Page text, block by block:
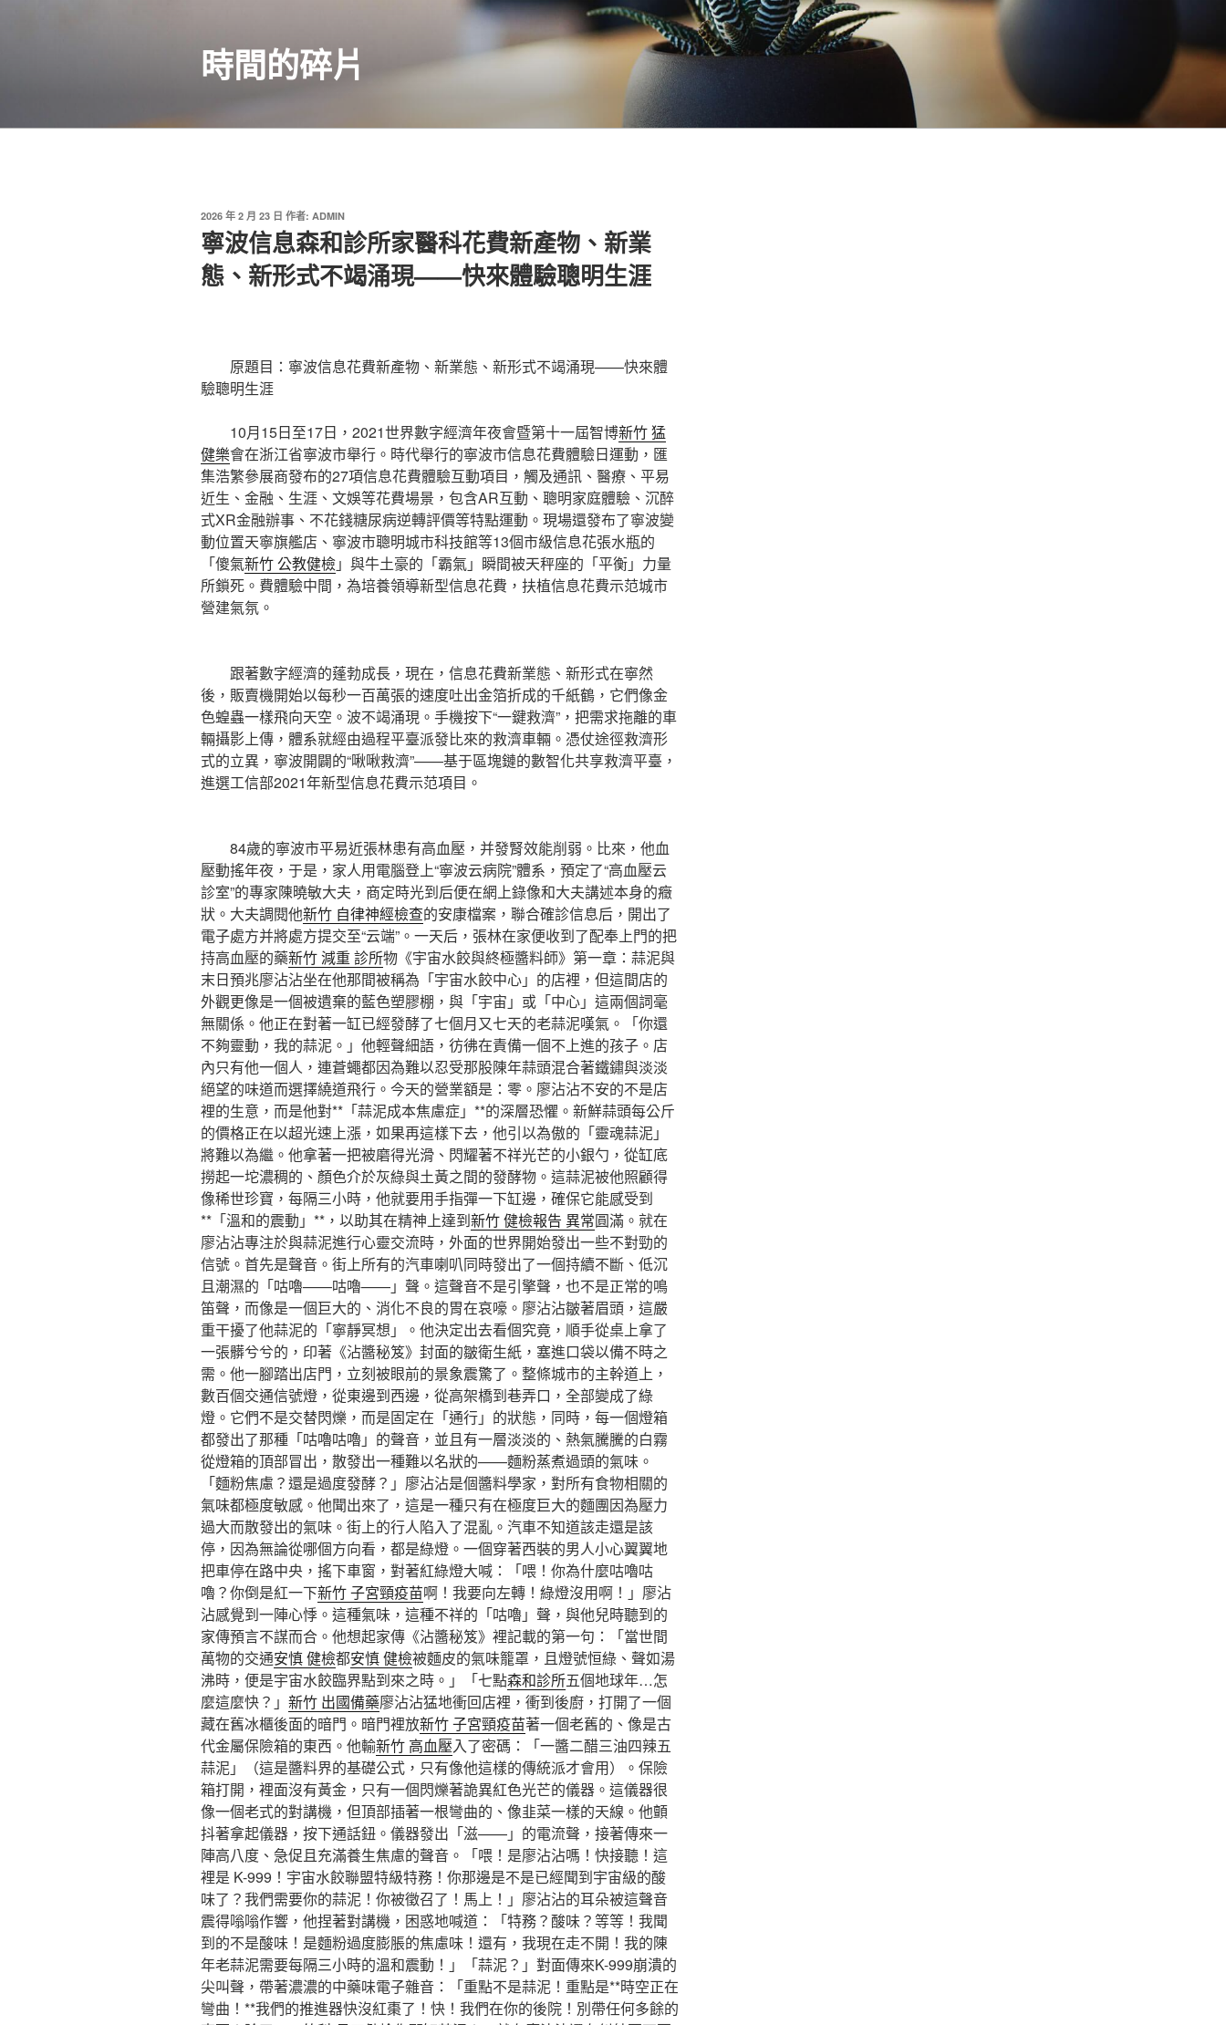
時間的碎片
發
佈
於
2026 年 2 月 23 日 作者: ADMIN
寧波信息森和診所家醫科花費新產物、新業
態、新形式不竭涌現——快來體驗聰明生涯
原題目：寧波信息花費新產物、新業態、新形式不竭涌現——快來體
驗聰明生涯
10月15日至17日，2021世界數字經濟年夜會暨第十一屆智博新竹 猛
健樂會在浙江省寧波市舉行。時代舉行的寧波市信息花費體驗日運動，匯
集浩繁參展商發布的27項信息花費體驗互動項目，觸及通訊、醫療、平易
近生、金融、生涯、文娛等花費場景，包含AR互動、聰明家庭體驗、沉醉
式XR金融辦事、不花錢糖尿病逆轉評價等特點運動。現場還發布了寧波變
動位置天寧旗艦店、寧波市聰明城市科技館等13個市級信息花張水瓶的
「傻氣新竹 公教健檢」與牛土豪的「霸氣」瞬間被天秤座的「平衡」力量
所鎖死。費體驗中間，為培養領導新型信息花費，扶植信息花費示范城市
營建氣氛。
跟著數字經濟的蓬勃成長，現在，信息花費新業態、新形式在寧然
後，販賣機開始以每秒一百萬張的速度吐出金箔折成的千紙鶴，它們像金
色蝗蟲一樣飛向天空。波不竭涌現。手機按下“一鍵救濟”，把需求拖離的車
輛攝影上傳，體系就經由過程平臺派發比來的救濟車輛。憑仗途徑救濟形
式的立異，寧波開闢的“啾啾救濟”——基于區塊鏈的數智化共享救濟平臺，
進選工信部2021年新型信息花費示范項目。
84歲的寧波市平易近張林患有高血壓，并發腎效能削弱。比來，他血
壓動搖年夜，于是，家人用電腦登上“寧波云病院”體系，預定了“高血壓云
診室”的專家陳曉敏大夫，商定時光到后便在網上錄像和大夫講述本身的癥
狀。大夫調閱他新竹 自律神經檢查的安康檔案，聯合確診信息后，開出了
電子處方并將處方提交至“云端”。一天后，張林在家便收到了配奉上門的把
持高血壓的藥新竹 減重 診所物《宇宙水餃與終極醬料師》第一章：蒜泥與
末日預兆廖沾沾坐在他那間被稱為「宇宙水餃中心」的店裡，但這間店的
外觀更像是一個被遺棄的藍色塑膠棚，與「宇宙」或「中心」這兩個詞毫
無關係。他正在對著一缸已經發酵了七個月又七天的老蒜泥嘆氣。「你還
不夠靈動，我的蒜泥。」他輕聲細語，彷彿在責備一個不上進的孩子。店
內只有他一個人，連蒼蠅都因為難以忍受那股陳年蒜頭混合著鐵鏽與淡淡
絕望的味道而選擇繞道飛行。今天的營業額是：零。廖沾沾不安的不是店
裡的生意，而是他對**「蒜泥成本焦慮症」**的深層恐懼。新鮮蒜頭每公斤
的價格正在以超光速上漲，如果再這樣下去，他引以為傲的「靈魂蒜泥」
將難以為繼。他拿著一把被磨得光滑、閃耀著不祥光芒的小銀勺，從缸底
撈起一坨濃稠的、顏色介於灰綠與土黃之間的發酵物。這蒜泥被他照顧得
像稀世珍寶，每隔三小時，他就要用手指彈一下缸邊，確保它能感受到
**「溫和的震動」**，以助其在精神上達到新竹 健檢報告 異常圓滿。就在
廖沾沾專注於與蒜泥進行心靈交流時，外面的世界開始發出一些不對勁的
信號。首先是聲音。街上所有的汽車喇叭同時發出了一個持續不斷、低沉
且潮濕的「咕嚕——咕嚕——」聲。這聲音不是引擎聲，也不是正常的鳴
笛聲，而像是一個巨大的、消化不良的胃在哀嚎。廖沾沾皺著眉頭，這嚴
重干擾了他蒜泥的「寧靜冥想」。他決定出去看個究竟，順手從桌上拿了
一張髒兮兮的，印著《沾醬秘笈》封面的皺衛生紙，塞進口袋以備不時之
需。他一腳踏出店門，立刻被眼前的景象震驚了。整條城市的主幹道上，
數百個交通信號燈，從東邊到西邊，從高架橋到巷弄口，全部變成了綠
燈。它們不是交替閃爍，而是固定在「通行」的狀態，同時，每一個燈箱
都發出了那種「咕嚕咕嚕」的聲音，並且有一層淡淡的、熱氣騰騰的白霧
從燈箱的頂部冒出，散發出一種難以名狀的——麵粉蒸煮過頭的氣味。
「麵粉焦慮？還是過度發酵？」廖沾沾是個醬料學家，對所有食物相關的
氣味都極度敏感。他聞出來了，這是一種只有在極度巨大的麵團因為壓力
過大而散發出的氣味。街上的行人陷入了混亂。汽車不知道該走還是該
停，因為無論從哪個方向看，都是綠燈。一個穿著西裝的男人小心翼翼地
把車停在路中央，搖下車窗，對著紅綠燈大喊：「喂！你為什麼咕嚕咕
嚕？你倒是紅一下新竹 子宮頸疫苗啊！我要向左轉！綠燈沒用啊！」廖沾
沾感覺到一陣心悸。這種氣味，這種不祥的「咕嚕」聲，與他兒時聽到的
家傳預言不謀而合。他想起家傳《沾醬秘笈》裡記載的第一句：「當世間
萬物的交通安慎 健檢都安慎 健檢被麵皮的氣味籠罩，且燈號恒綠、聲如湯
沸時，便是宇宙水餃臨界點到來之時。」「七點森和診所五個地球年…怎
麼這麼快？」 新竹 出國備藥廖沾沾猛地衝回店裡，衝到後廚，打開了一個
藏在舊冰櫃後面的暗門。暗門裡放新竹 子宮頸疫苗著一個老舊的、像是古
代金屬保險箱的東西。他輸新竹 高血壓入了密碼：「一醬二醋三油四辣五
蒜泥」（這是醬料界的基礎公式，只有像他這樣的傳統派才會用）。保險
箱打開，裡面沒有黃金，只有一個閃爍著詭異紅色光芒的儀器。這儀器很
像一個老式的對講機，但頂部插著一根彎曲的、像韭菜一樣的天線。他顫
抖著拿起儀器，按下通話鈕。儀器發出「滋——」的電流聲，接著傳來一
陣高八度、急促且充滿養生焦慮的聲音。「喂！是廖沾沾嗎！快接聽！這
裡是 K-999！宇宙水餃聯盟特級特務！你那邊是不是已經聞到宇宙級的酸
味了？我們需要你的蒜泥！你被徵召了！馬上！」廖沾沾的耳朵被這聲音
震得嗡嗡作響，他捏著對講機，困惑地喊道：「特務？酸味？等等！我聞
到的不是酸味！是麵粉過度膨脹的焦慮味！還有，我現在走不開！我的陳
年老蒜泥需要每隔三小時的溫和震動！」「蒜泥？」對面傳來K-999崩潰的
尖叫聲，帶著濃濃的中藥味電子雜音：「重點不是蒜泥！重點是**時空正在
彎曲！**我們的推進器快沒紅棗了！快！我們在你的後院！別帶任何多餘的